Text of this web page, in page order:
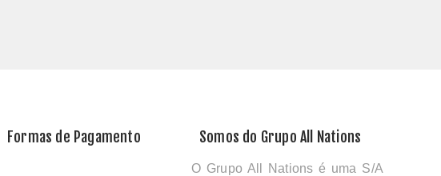
Formas de Pagamento Somos do Grupo All Nations
O Grupo All Nations é uma S/A